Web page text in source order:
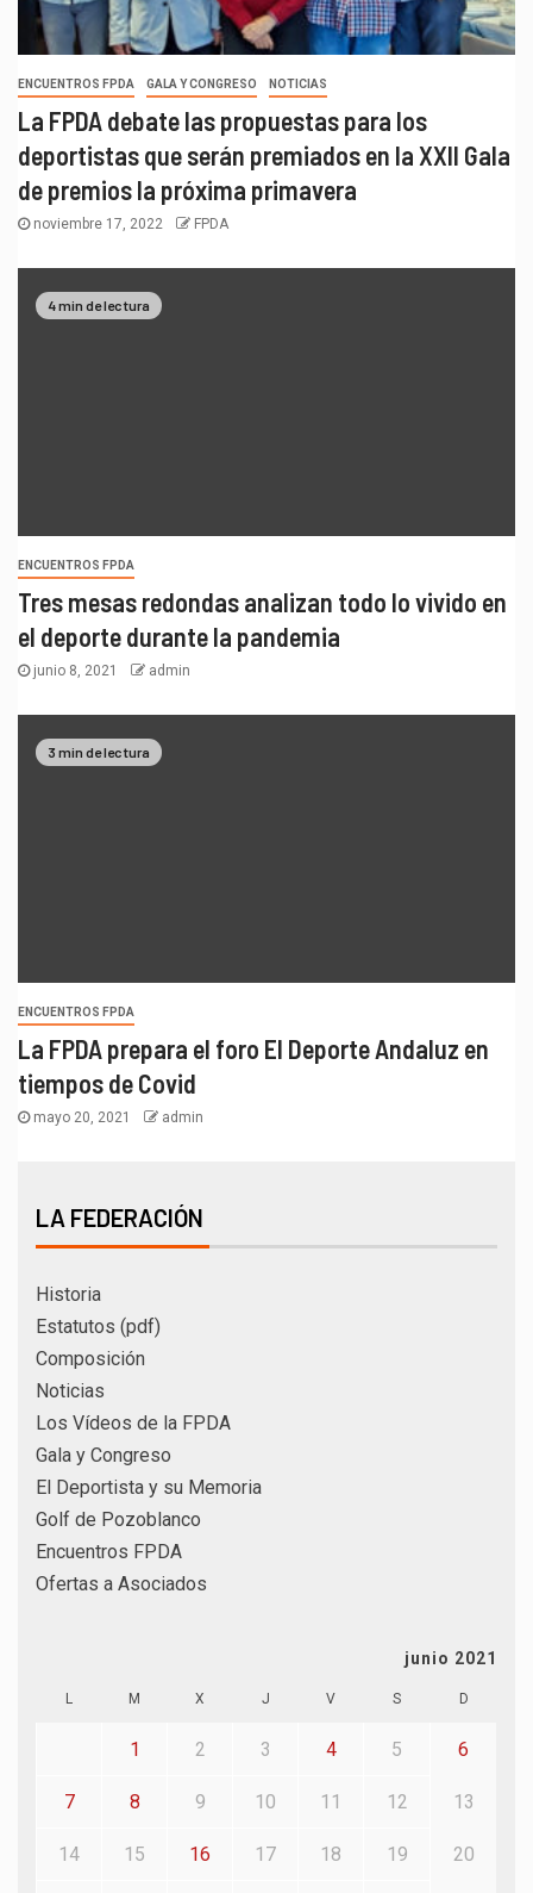
ENCUENTROS FPDA GALA Y CONGRESO NOTICIAS
La FPDA debate las propuestas para los
deportistas que serán premiados en la XXII Gala
de premios la próxima primavera
noviembre 17, 2022 FPDA
4 min de lectura
ENCUENTROS FPDA
Tres mesas redondas analizan todo lo vivido en
el deporte durante la pandemia
junio 8, 2021 admin
3 min de lectura
ENCUENTROS FPDA
La FPDA prepara el foro El Deporte Andaluz en
tiempos de Covid
mayo 20, 2021 admin
LA FEDERACIÓN
Historia
Estatutos (pdf)
Composición
Noticias
Los Vídeos de la FPDA
Gala y Congreso
El Deportista y su Memoria
Golf de Pozoblanco
Encuentros FPDA
Ofertas a Asociados
junio 2021
L M X J V S D
1 2 3 4 5 6
7 8 9 10 11 12 13
14 15 16 17 18 19 20